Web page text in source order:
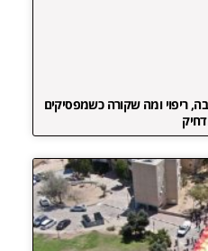
ריפוי ומה שקורה כשמפסיקים